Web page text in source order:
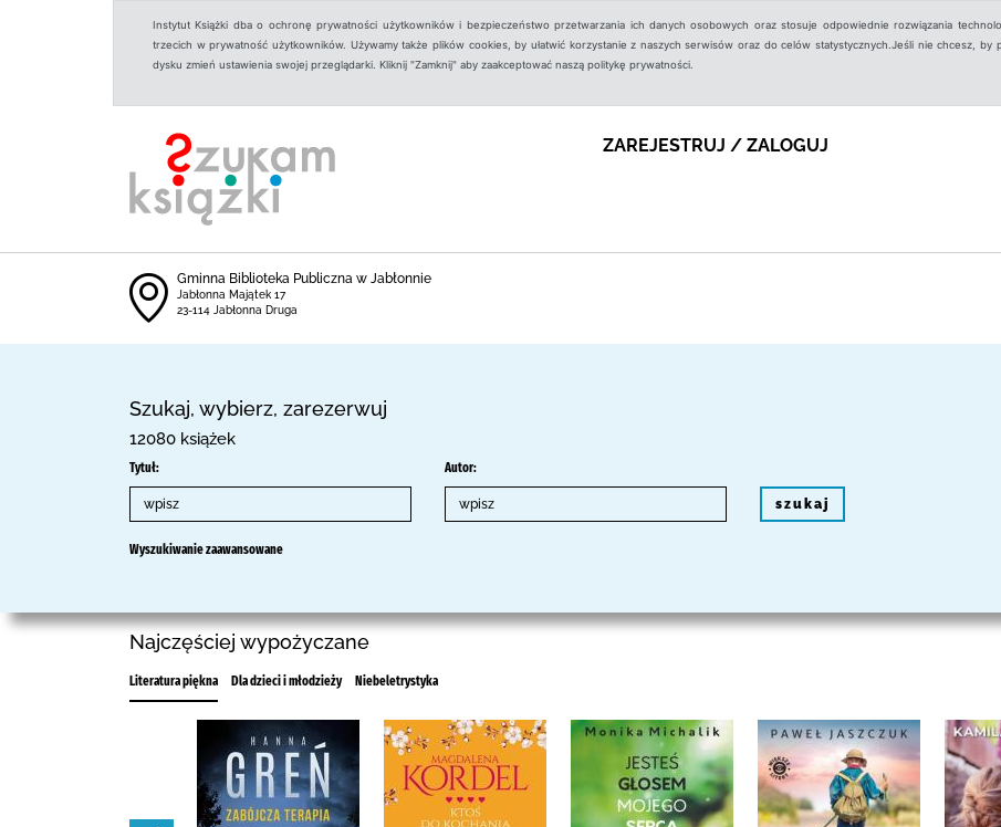
Instytut Książki dba o ochronę prywatności użytkowników i bezpieczeństwo przetwarzania ich danych osobowych oraz stosuje odpowiednie rozwiązania
trzecich w prywatność użytkowników. Używamy także plików cookies, by ułatwić korzystanie z naszych serwisów oraz do celów statystycznych.Jeśli nie chcesz, by
dysku zmień ustawienia swojej przeglądarki. Kliknij "Zamknij" aby zaakceptować naszą politykę prywatności.
ZAREJESTRUJ / ZALOGUJ
Gminna Biblioteka Publiczna w Jabłonnie
Jabłonna Majątek 17
23-114 Jabłonna Druga
Szukaj, wybierz, zarezerwuj
12080 książek
Tytuł: Autor:
szukaj
Wyszukiwanie zaawansowane
Najczęściej wypożyczane
Literatura piękna Dla dzieci i młodzieży Niebeletrystyka